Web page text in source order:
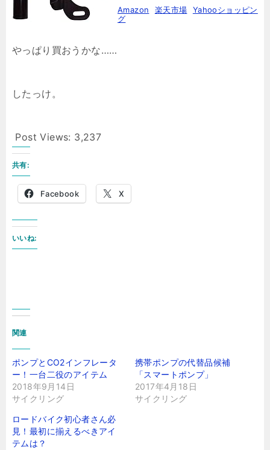
Amazon
楽天市場
Yahooショッピン
グ
やっぱり買おうかな……
したっけ。
Post Views: 3,237
共有:
Facebook X
いいね:
関連
ポンプとCO2インフレータ
ー！一台二役のアイテム
2018年9月14日
サイクリング
携帯ポンプの代替品候補
「スマートポンプ」
2017年4月18日
サイクリング
ロードバイク初心者さん必
見！最初に揃えるべきアイ
テムは？